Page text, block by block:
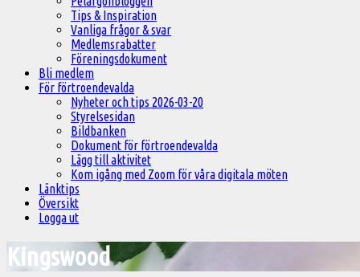
Tips & Inspiration
Vanliga frågor & svar
Medlemsrabatter
Föreningsdokument
Bli medlem
För förtroendevalda
Nyheter och tips 2026-03-20
Styrelsesidan
Bildbanken
Dokument för förtroendevalda
Lägg till aktivitet
Kom igång med Zoom för våra digitala möten
Länktips
Översikt
Logga ut
Kingswood